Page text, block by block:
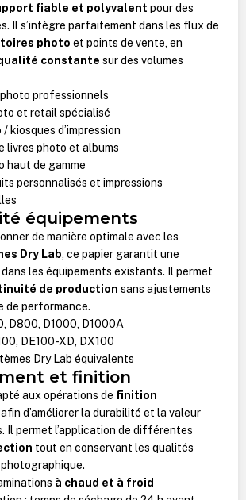
fiable et polyvalent pour des
Il s’intègre parfaitement dans les flux de
photo et points de vente, en
constante sur des volumes
professionnels
et retail spécialisé
kiosques d’impression
livres photo et albums
haut de gamme
personnalisés et impressions
équipements
de manière optimale avec les
Dry Lab, ce papier garantit une
les équipements existants. Il permet
de production sans ajustements
de performance.
D800, D1000, D1000A
DE100-XD, DX100
Dry Lab équivalents
et finition
aux opérations de finition
afin d’améliorer la durabilité et la valeur
Il permet l’application de différentes
tout en conservant les qualités
à chaud et à froid